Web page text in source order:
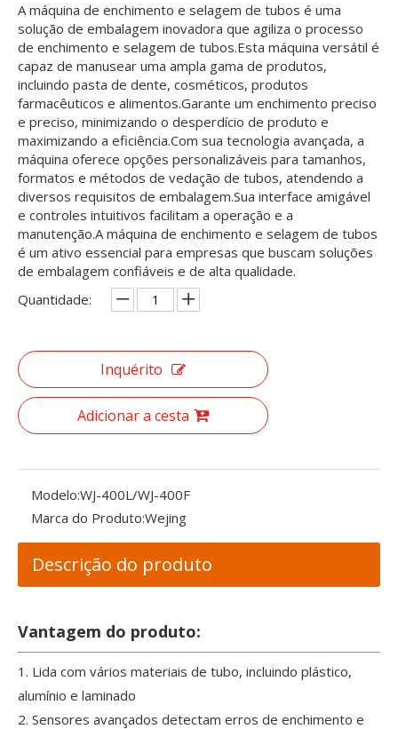
A máquina de enchimento e selagem de tubos é uma
solução de embalagem inovadora que agiliza o processo
de enchimento e selagem de tubos.Esta máquina versátil é
capaz de manusear uma ampla gama de produtos,
incluindo pasta de dente, cosméticos, produtos
farmacêuticos e alimentos.Garante um enchimento preciso
e preciso, minimizando o desperdício de produto e
maximizando a eficiência.Com sua tecnologia avançada, a
máquina oferece opções personalizáveis ​​para tamanhos,
formatos e métodos de vedação de tubos, atendendo a
diversos requisitos de embalagem.Sua interface amigável
e controles intuitivos facilitam a operação e a
manutenção.A máquina de enchimento e selagem de tubos
é um ativo essencial para empresas que buscam soluções
de embalagem confiáveis ​​e de alta qualidade.
Quantidade:
Inquérito
Adicionar a cesta
Modelo:WJ-400L/WJ-400F
Marca do Produto:Wejing
Descrição do produto
Vantagem do produto:
1. Lida com vários materiais de tubo, incluindo plástico,
alumínio e laminado
2. Sensores avançados detectam erros de enchimento e